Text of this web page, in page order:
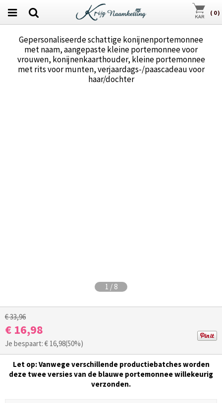
( 0)
Gepersonaliseerde schattige konijnenportemonnee
met naam, aangepaste kleine portemonnee voor
vrouwen, konijnenkaarthouder, kleine portemonnee
met rits voor munten, verjaardags-/paascadeau voor
haar/dochter
1 / 8
€ 33,96
€ 16,98
Je bespaart: € 16,98(50%)
Let op: Vanwege verschillende productiebatches worden
deze twee versies van de blauwe portemonnee willekeurig
verzonden.